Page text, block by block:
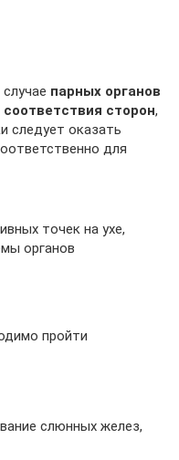
парных органов
соответствия сторон,
следует оказать
для
точек на ухе,
органов
пройти
слюнных желез,